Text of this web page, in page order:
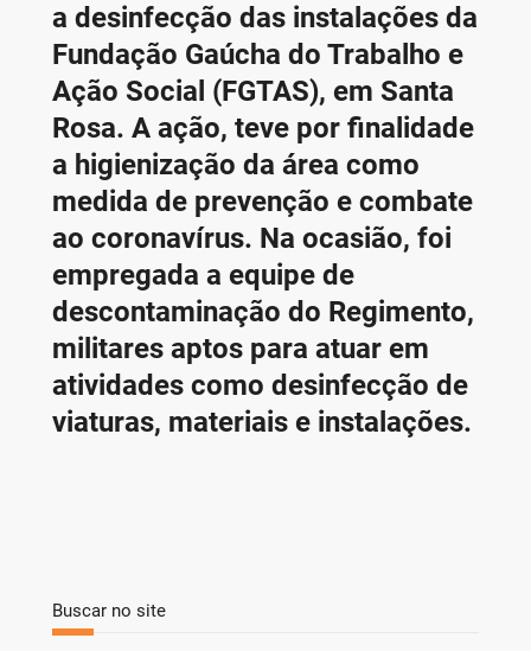
a desinfecção das instalações da
Fundação Gaúcha do Trabalho e
Ação Social (FGTAS), em Santa
Rosa. A ação, teve por finalidade
a higienização da área como
medida de prevenção e combate
ao coronavírus. Na ocasião, foi
empregada a equipe de
descontaminação do Regimento,
militares aptos para atuar em
atividades como desinfecção de
viaturas, materiais e instalações.
Buscar no site